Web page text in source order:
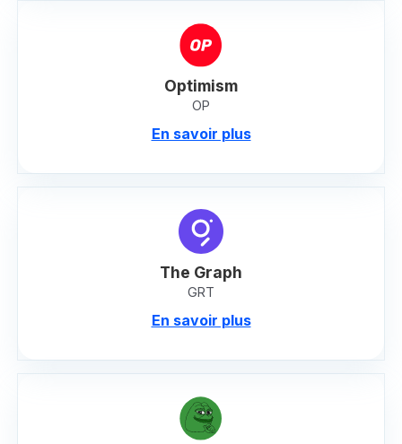
Optimism
OP
En savoir plus
The Graph
GRT
En savoir plus